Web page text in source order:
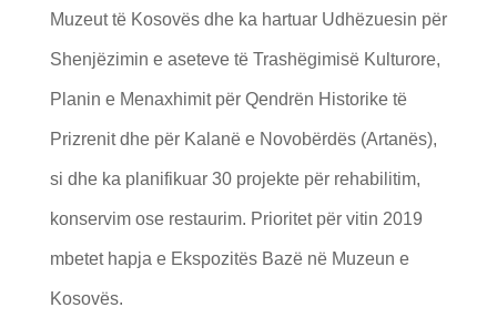
Muzeut të Kosovës dhe ka hartuar Udhëzuesin për
Shenjëzimin e aseteve të Trashëgimisë Kulturore,
Planin e Menaxhimit për Qendrën Historike të
Prizrenit dhe për Kalanë e Novobërdës (Artanës),
si dhe ka planifikuar 30 projekte për rehabilitim,
konservim ose restaurim. Prioritet për vitin 2019
mbetet hapja e Ekspozitës Bazë në Muzeun e
Kosovës.